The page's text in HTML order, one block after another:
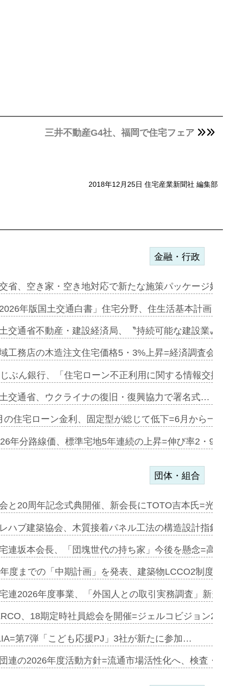
三井不動産G4社、福岡で住宅フェア
2018年12月25日 住宅産業新聞社 編集部
サー契約…
起用…
ミーレキ…
も城南エ…
合型の賃…
ンカフェ…
協業=お互…
コリビング…
金融・行政
省、空き家・空き地対応で新たな施策パッケージ始
2026年版国土交通白書」住宅分野、住生活基本計画
交通省不動産・建設経済局、〝持続可能な建設業〟
工務店の木造注文住宅価格5・3%上昇=経済調査会
ぶん銀行、「住宅ローン不正利用に関する情報交換
交通省、ウクライナの復旧・復興協力で署名式…
の住宅ローン金利、固定型が総じて低下=6月から一
年分路線価、標準宅地5年連続の上昇=伸び率2・
を提案=P…
ンビ…
加=リンナ…
見込む=…
開始=三協…
団体・組合
と20周年記念式典開催、新会長にTOTO吉本氏=光
ハブ建築協会、木質接着パネル工法の構造設計指針
連坂本会長、「団塊世代の持ち家」今後を懸念=高
度までの「中期計画」を発表、建築物LCCO2制度
連2026年度事業、「外国人との取引実務調査」新規
、18期定時社員総会を開催=ジェルコビジョン
第7弾「こども応援PJ」3社が新たに参加…
連の2026年度活動方針=流通市場活性化へ、検査・